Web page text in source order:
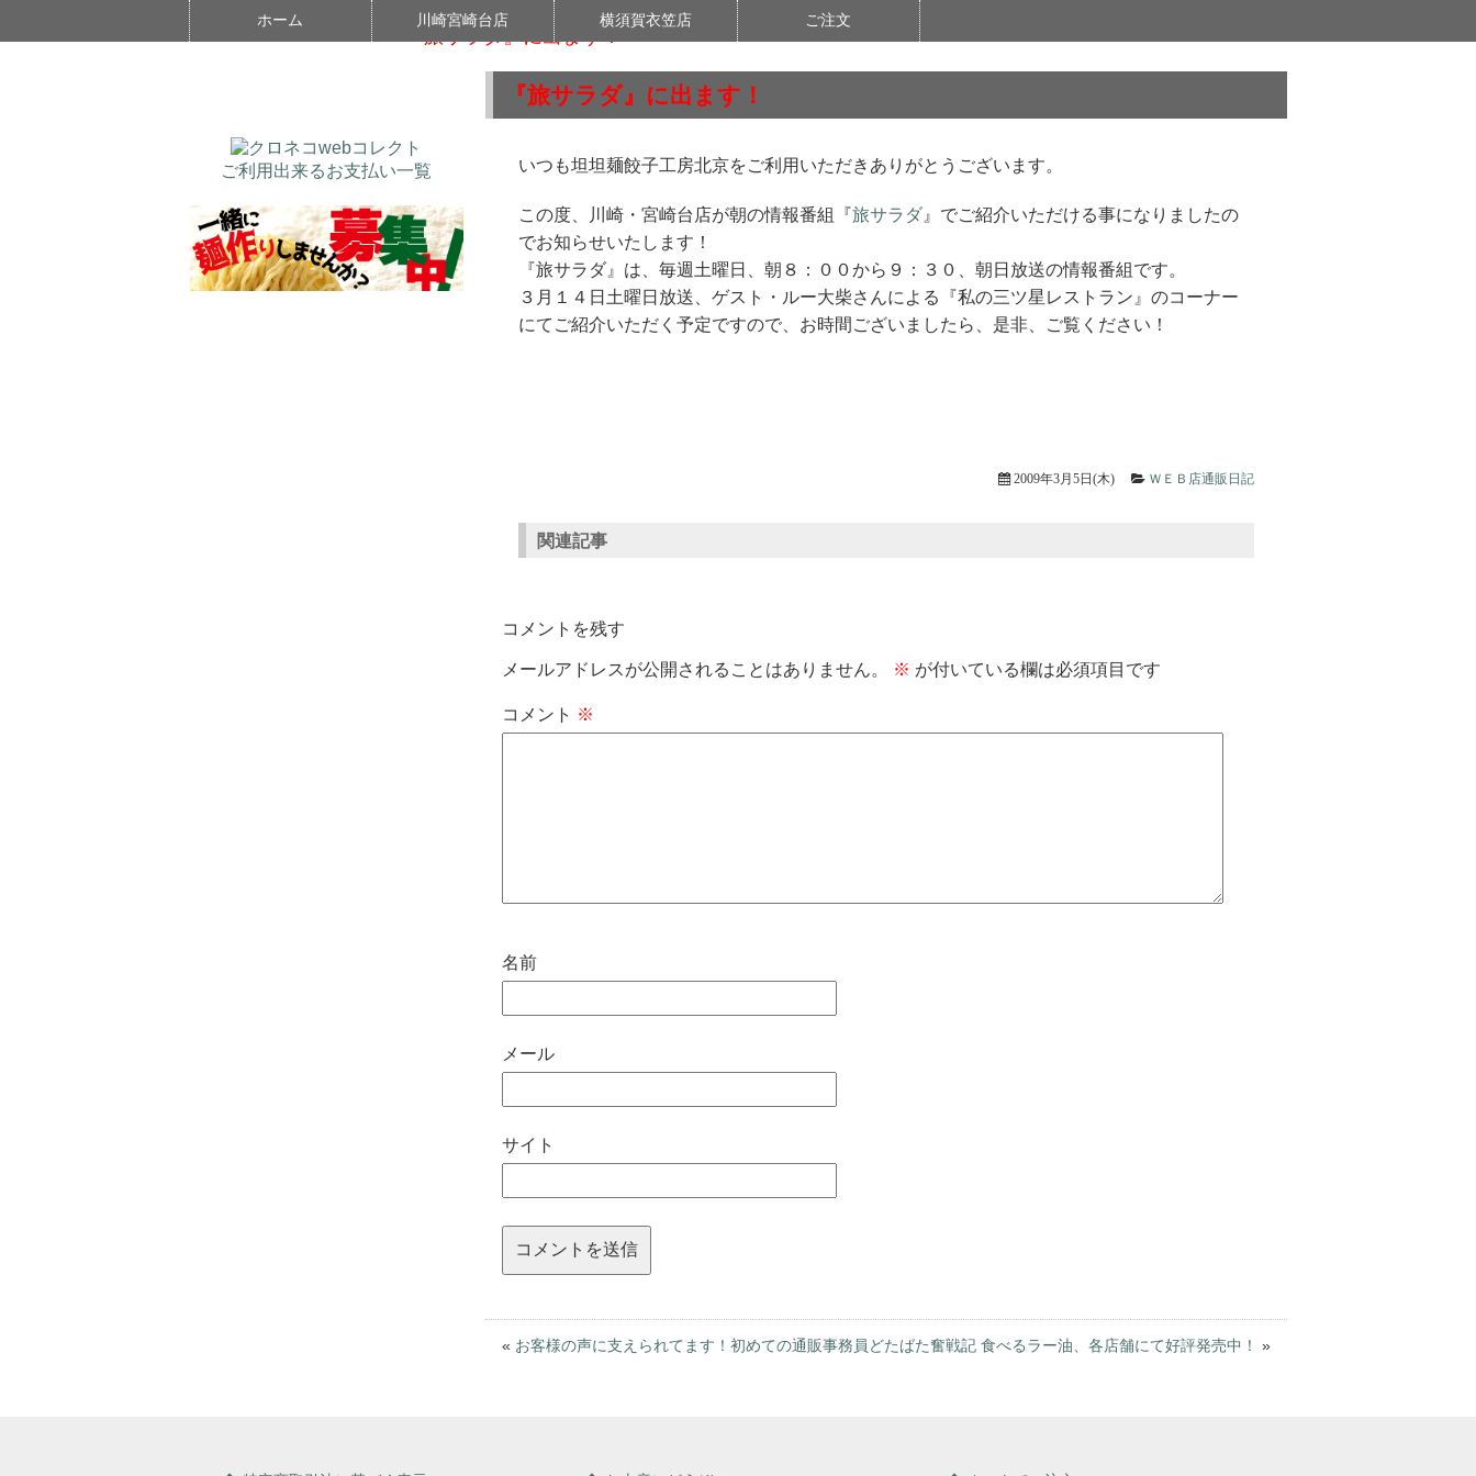
ホーム 川崎宮崎台店 横須賀衣笠店 ご注文
>ＷＥＢ店通販日記 『旅サラダ』に出ます！
『旅サラダ』に出ます！
いつも坦坦麺餃子工房北京をご利用いただきありがとうございます。
この度、川崎・宮崎台店が朝の情報番組『旅サラダ 』でご紹介いただける事になりましたの
でお知らせいたします！
『旅サラダ』は、毎週土曜日、朝８：００から９：３０、朝日放送の情報番組です。
３月１４日土曜日放送、ゲスト・ルー大柴さんによる『私の三ツ星レストラン』のコーナー
にてご紹介いただく予定ですので、お時間ございましたら、是非、ご覧ください！
2009年3月5日(木) ＷＥＢ店通販日記
関連記事
コメントを残す
メールアドレスが公開されることはありません。 ※ が付いている欄は必須項目です
コメント ※
名前
メール
サイト
« お客様の声に支えられてます！初めての通販事務員どたばた奮戦記 食べるラー油、各店舗にて好評発売中！ »
ご利用出来るお支払い一覧